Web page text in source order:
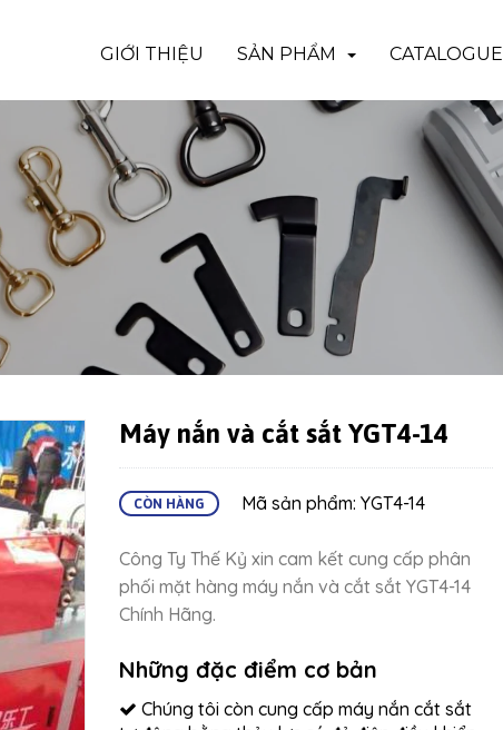
GIỚI THIỆU SẢN PHẨM CATALOGUE
Máy nắn và cắt sắt YGT4-14
CÒN HÀNG Mã sản phẩm: YGT4-14
Công Ty Thế Kỷ xin cam kết cung cấp phân
phối mặt hàng máy nắn và cắt sắt YGT4-14
Chính Hãng.
Những đặc điểm cơ bản
Chúng tôi còn cung cấp máy nắn cắt sắt